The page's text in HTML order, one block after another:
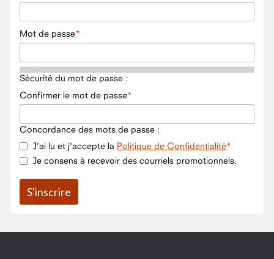
Mot de passe
Sécurité du mot de passe :
Confirmer le mot de passe
Concordance des mots de passe :
J'ai lu et j'accepte la Politique de Confidentialité
Je consens à recevoir des courriels promotionnels.